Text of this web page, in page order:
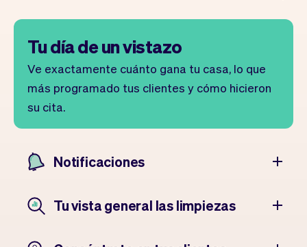
Tu día de un vistazo
Ve exactamente cuánto gana tu casa, lo que
más programado tus clientes y cómo hicieron
su cita.
Notificaciones
Tu vista general las limpiezas